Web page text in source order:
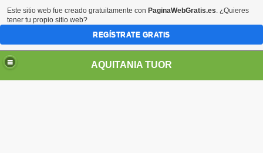
AQUITANIA TUOR
Este sitio web fue creado gratuitamente con PaginaWebGratis.es. ¿Quieres
tener tu propio sitio web?
REGÍSTRATE GRATIS